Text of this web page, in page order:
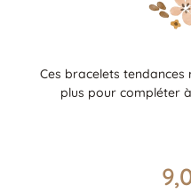
Ces bracelets
plus pour compléter